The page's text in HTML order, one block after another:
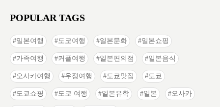
POPULAR TAGS
일본여행 도쿄여행 일본문화 일본쇼핑
가족여행 커플여행 일본편의점 일본음식
오사카여행 우정여행 도쿄맛집 도쿄
도쿄쇼핑 도쿄 여행 일본유학 일본 오사카